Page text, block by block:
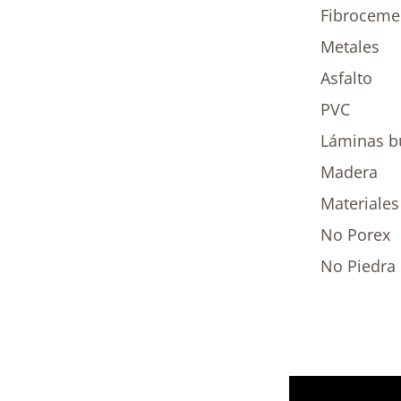
Metales
Asfalto
PVC
Láminas
Madera
No Porex
No